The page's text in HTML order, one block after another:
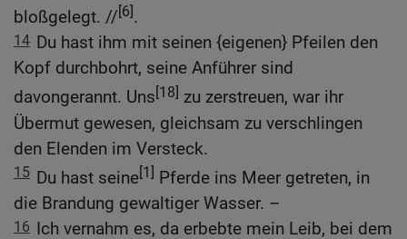
bloßgelegt. //[6].
14 Du hast ihm mit seinen {eigenen} Pfeilen den
Kopf durchbohrt, seine Anführer sind
davongerannt. Uns[18] zu zerstreuen, war ihr
Übermut gewesen, gleichsam zu verschlingen
den Elenden im Versteck.
15 Du hast seine[1] Pferde ins Meer getreten, in
die Brandung gewaltiger Wasser. –
16 Ich vernahm es, da erbebte mein Leib, bei dem